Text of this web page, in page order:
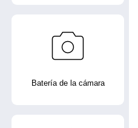
Batería de la cámara